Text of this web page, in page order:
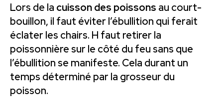
Lors de la cuisson des poissons au court-
bouillon, il faut éviter l’ébullition qui ferait
éclater les chairs. H faut retirer la
poissonnière sur le côté du feu sans que
l’ébullition se manifeste. Cela durant un
temps déterminé par la grosseur du
poisson.